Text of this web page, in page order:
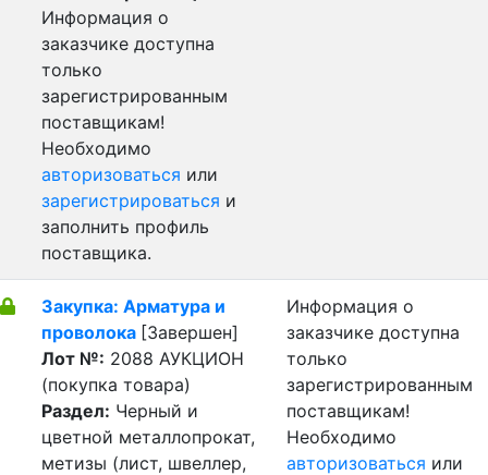
Информация о
заказчике доступна
только
зарегистрированным
поставщикам!
Необходимо
авторизоваться или
зарегистрироваться и
заполнить профиль
поставщика.
Закупка: Арматура и
проволока [Завершен]
Лот №: 2088 АУКЦИОН
(покупка товара)
Раздел: Черный и
цветной металлопрокат,
метизы (лист, швеллер,
Информация о
заказчике доступна
только
зарегистрированным
поставщикам!
Необходимо
авторизоваться или